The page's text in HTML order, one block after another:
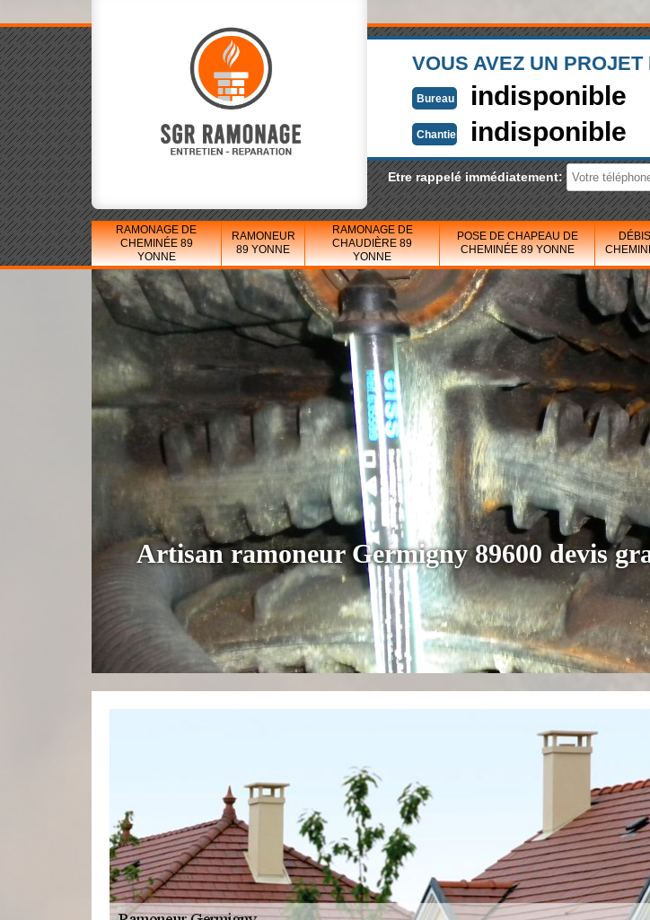
VOUS AVEZ UN PROJET
Bureau indisponible
Chantier indisponible
Etre rappelé immédiatement:
RAMONAGE DE
CHEMINÉE 89
YONNE
RAMONEUR
89 YONNE
RAMONAGE DE
CHAUDIÈRE 89
YONNE
POSE DE CHAPEAU DE
CHEMINÉE 89 YONNE
Artisan ramoneur Germigny 89600 devis